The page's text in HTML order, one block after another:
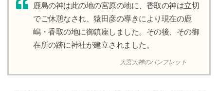
鹿島の神は此の地の宮原の地に、香取の神は立切
でご休憩なされ、猿田彦の導きにより現在の鹿
嶋・香取の地に御鎮座しました。その後、その御
在所の跡に神社が建立されました。
大宮大神のパンフレット